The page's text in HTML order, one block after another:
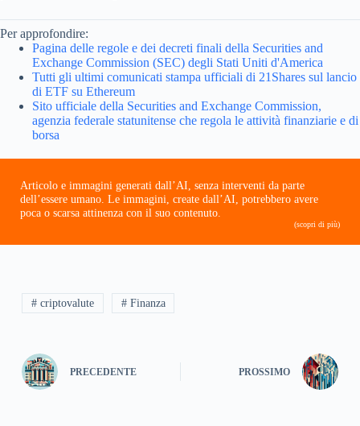
Per approfondire:
Pagina delle regole e dei decreti finali della Securities and
Exchange Commission (SEC) degli Stati Uniti d'America
Tutti gli ultimi comunicati stampa ufficiali di 21Shares sul lancio
di ETF su Ethereum
Sito ufficiale della Securities and Exchange Commission,
agenzia federale statunitense che regola le attività finanziarie e di
borsa
Articolo e immagini generati dall’AI, senza interventi da parte
dell’essere umano. Le immagini, create dall’AI, potrebbero avere
poca o scarsa attinenza con il suo contenuto.
(scopri di più)
# criptovalute # Finanza
PRECEDENTE PROSSIMO